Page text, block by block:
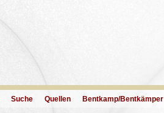
Suche Quellen Bentkamp/Bentkämper